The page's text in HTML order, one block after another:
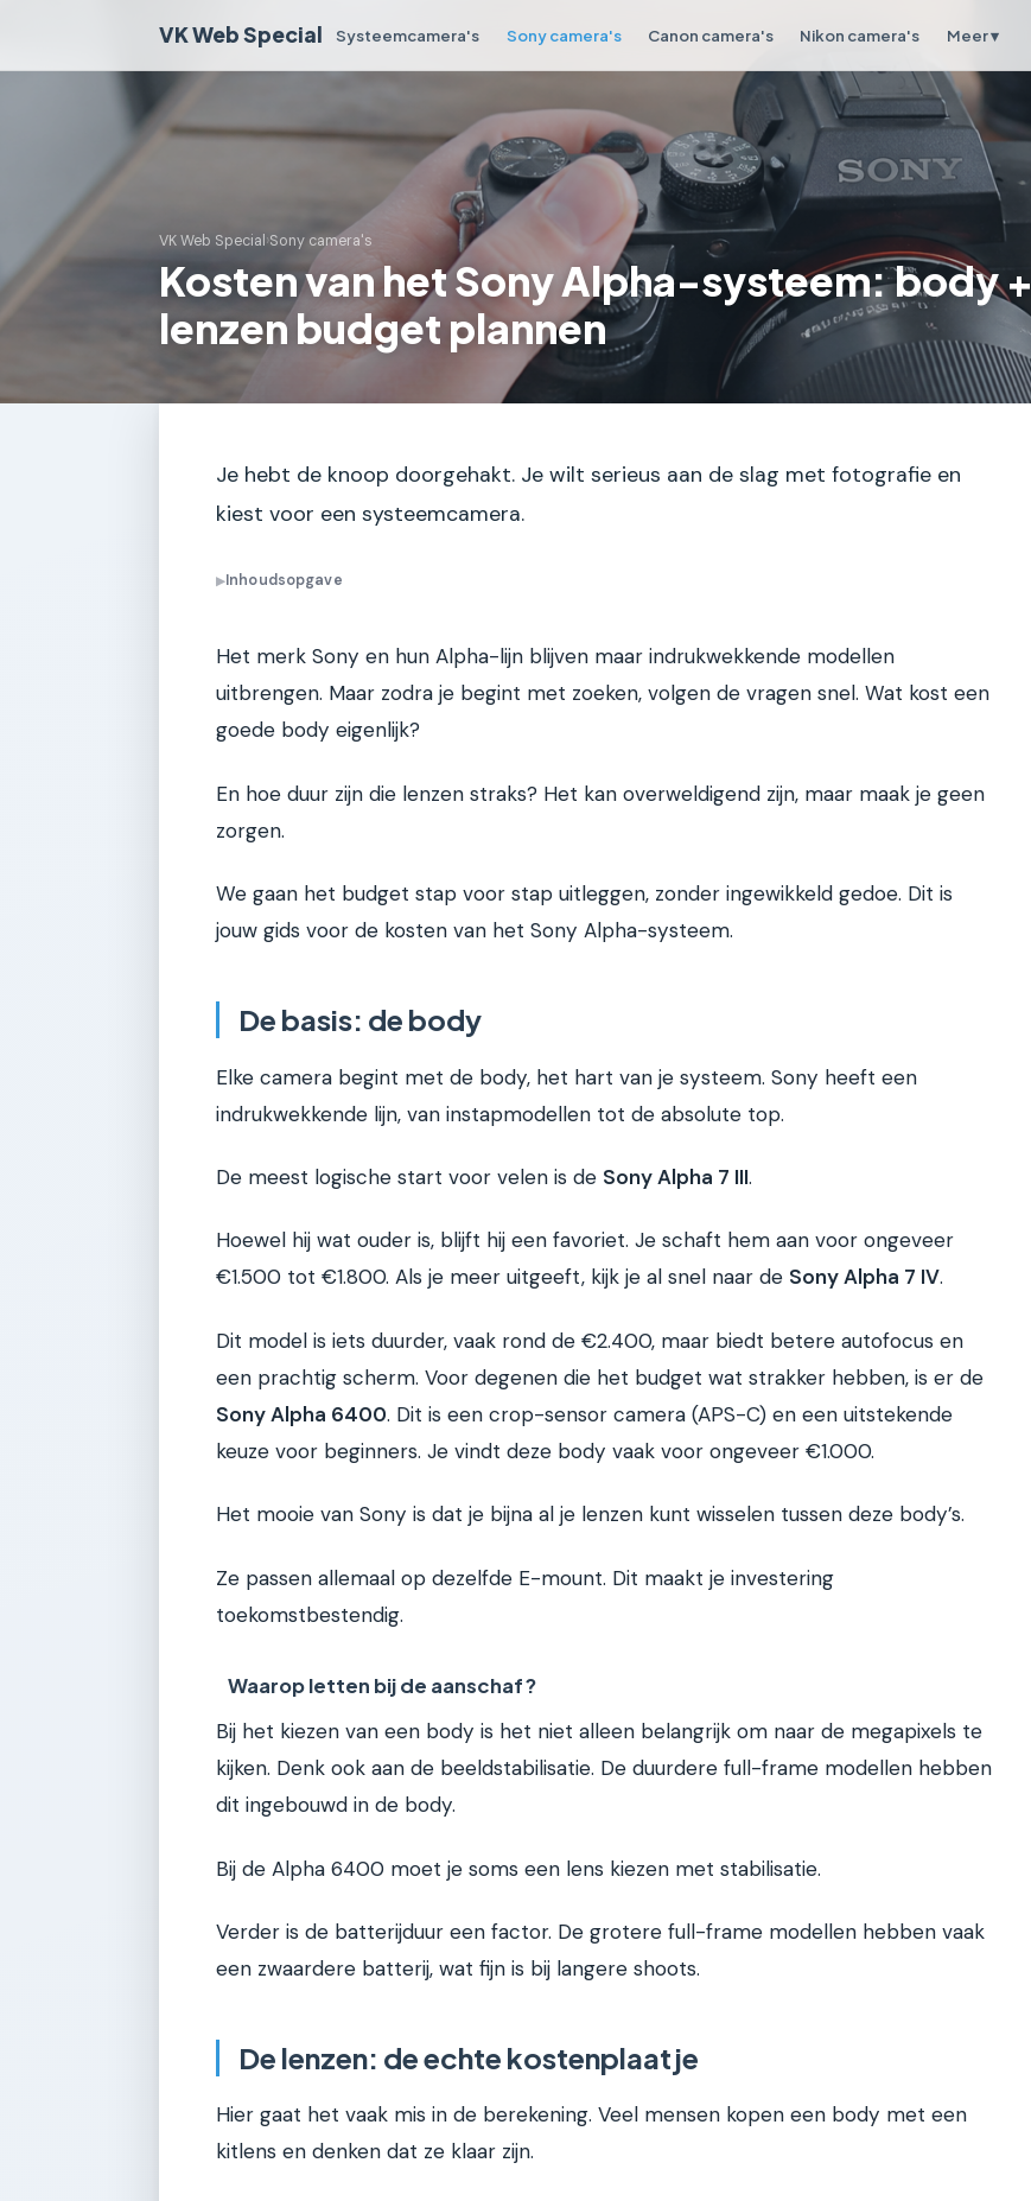
VK Web Special Systeemcamera's Sony camera's Canon camera's Nikon camera's Meer ▾
VK Web Special›Sony camera's
Kosten van het Sony Alpha-systeem: body +
lenzen budget plannen
Je hebt de knoop doorgehakt. Je wilt serieus aan de slag met fotografie en
kiest voor een systeemcamera.
▶Inhoudsopgave
Het merk Sony en hun Alpha-lijn blijven maar indrukwekkende modellen
uitbrengen. Maar zodra je begint met zoeken, volgen de vragen snel. Wat kost een
goede body eigenlijk?
En hoe duur zijn die lenzen straks? Het kan overweldigend zijn, maar maak je geen
zorgen.
We gaan het budget stap voor stap uitleggen, zonder ingewikkeld gedoe. Dit is
jouw gids voor de kosten van het Sony Alpha-systeem.
De basis: de body
Elke camera begint met de body, het hart van je systeem. Sony heeft een
indrukwekkende lijn, van instapmodellen tot de absolute top.
De meest logische start voor velen is de Sony Alpha 7 III.
Hoewel hij wat ouder is, blijft hij een favoriet. Je schaft hem aan voor ongeveer
€1.500 tot €1.800. Als je meer uitgeeft, kijk je al snel naar de Sony Alpha 7 IV.
Dit model is iets duurder, vaak rond de €2.400, maar biedt betere autofocus en
een prachtig scherm. Voor degenen die het budget wat strakker hebben, is er de
Sony Alpha 6400. Dit is een crop-sensor camera (APS-C) en een uitstekende
keuze voor beginners. Je vindt deze body vaak voor ongeveer €1.000.
Het mooie van Sony is dat je bijna al je lenzen kunt wisselen tussen deze body’s.
Ze passen allemaal op dezelfde E-mount. Dit maakt je investering
toekomstbestendig.
Waarop letten bij de aanschaf?
Bij het kiezen van een body is het niet alleen belangrijk om naar de megapixels te
kijken. Denk ook aan de beeldstabilisatie. De duurdere full-frame modellen hebben
dit ingebouwd in de body.
Bij de Alpha 6400 moet je soms een lens kiezen met stabilisatie.
Verder is de batterijduur een factor. De grotere full-frame modellen hebben vaak
een zwaardere batterij, wat fijn is bij langere shoots.
De lenzen: de echte kostenplaatje
Hier gaat het vaak mis in de berekening. Veel mensen kopen een body met een
kitlens en denken dat ze klaar zijn.